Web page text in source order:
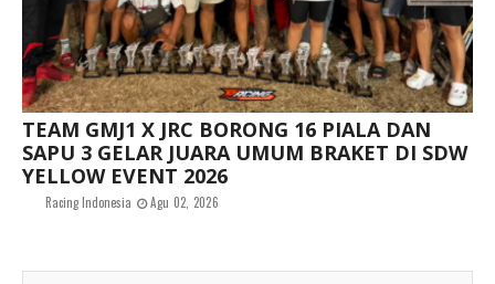
TEAM GMJ1 X JRC BORONG 16 PIALA DAN
SAPU 3 GELAR JUARA UMUM BRAKET DI SDW
YELLOW EVENT 2026
Racing Indonesia Agu 02, 2026